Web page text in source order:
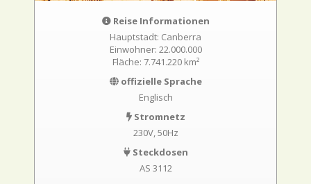
Reise Informationen
Hauptstadt: Canberra
Einwohner: 22.000.000
Fläche: 7.741.220 km²
offizielle Sprache
Englisch
Stromnetz
230V, 50Hz
Steckdosen
AS 3112